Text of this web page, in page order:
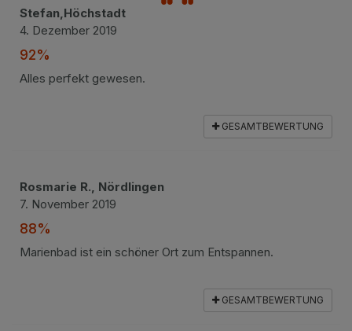
Stefan,Höchstadt
4. Dezember 2019
92%
Alles perfekt gewesen.
GESAMTBEWERTUNG
Rosmarie R., Nördlingen
7. November 2019
88%
Marienbad ist ein schöner Ort zum Entspannen.
GESAMTBEWERTUNG